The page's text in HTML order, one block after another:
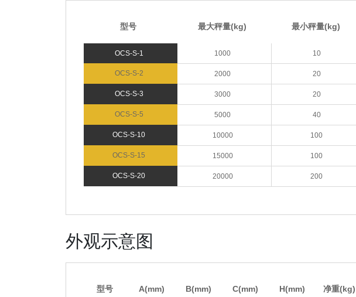
型号 最大秤量(kg) 最小秤量(kg)
OCS-S-1 1000 10
OCS-S-2 2000 20
OCS-S-3 3000 20
OCS-S-5 5000 40
OCS-S-10 10000 100
OCS-S-15 15000 100
OCS-S-20 20000 200
外观示意图
型号 A(mm) B(mm) C(mm) H(mm) 净重(kg)